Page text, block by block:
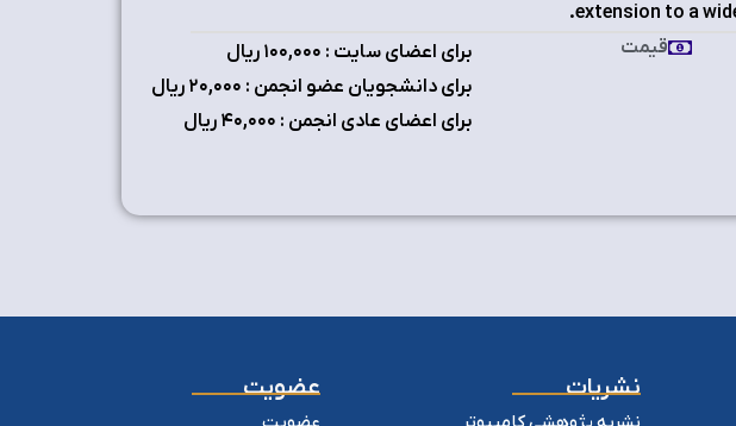
extension to a
برای اعضای سایت : ۱٠٠,٠٠٠ ریال
برای دانشجویان عضو انجمن : ۲٠,٠٠٠ ریال
برای اعضای عادی انجمن : ۴٠,٠٠٠ ریال
قیمت
نشریات عضویت